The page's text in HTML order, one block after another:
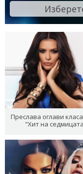
Преслава оглави
"Хит на